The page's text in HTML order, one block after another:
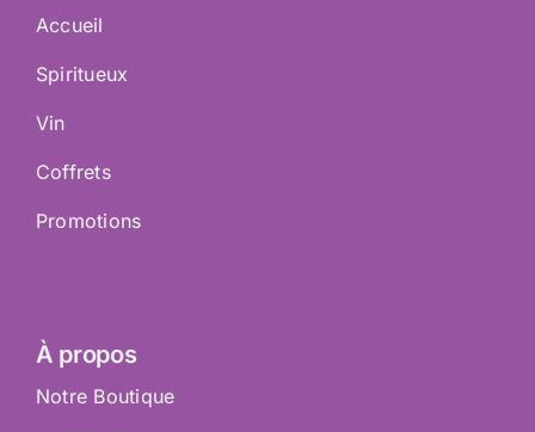
Accueil
Spiritueux
Vin
Coffrets
Promotions
À propos
Notre Boutique